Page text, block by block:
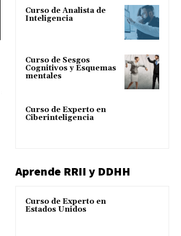
Curso de Analista de
Inteligencia
Curso de Sesgos
Cognitivos y Esquemas
mentales
Curso de Experto en
Ciberinteligencia
Aprende RRII y DDHH
Curso de Experto en
Estados Unidos